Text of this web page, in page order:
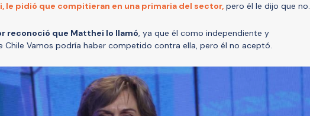
le pidió que compitieran en una primaria del sector, pero él le dijo que no.
reconoció que Matthei lo llamó, ya que él como independiente y
Chile Vamos podría haber competido contra ella, pero él no aceptó.